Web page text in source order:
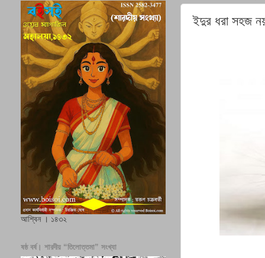
ইদুর ধরা সহজ
আশ্বিন । ১৪৩২
ষষ্ঠ বর্ষ। শারদীয় “তিলোত্তমা” সংখ্যা